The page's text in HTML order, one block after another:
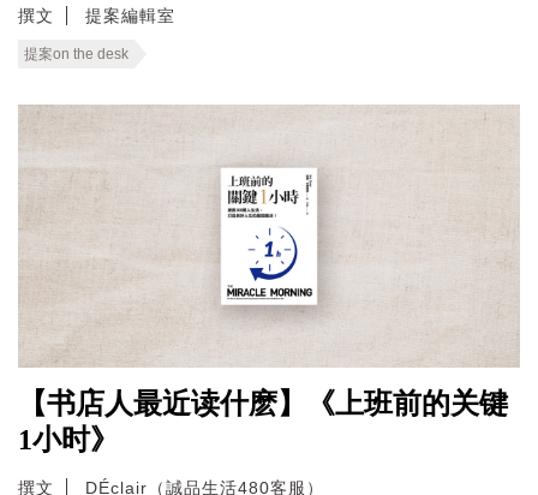
撰文 提案編輯室
提案on the desk
【书店人最近读什麽】《上班前的关键
1小时》
撰文 DÉclair（誠品生活480客服）